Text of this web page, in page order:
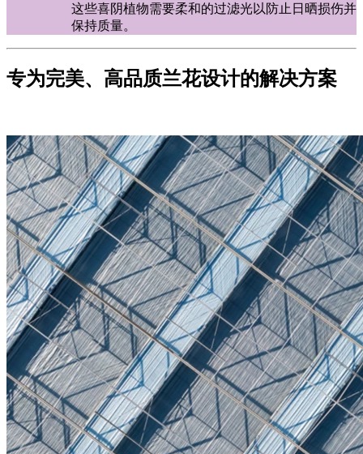
这些喜阴植物需要柔和的过滤光以防止日晒损伤并
保持质量。
专为完美、高品质兰花设计的解决方案